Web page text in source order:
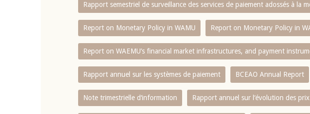
Rapport semestriel de surveillance des services de paiement adossés à la
Report on Monetary Policy in WAMU Report on Monetary Policy in
Report on WAEMU’s financial market infrastructures, and payment
Rapport annuel sur les systèmes de paiement BCEAO Annual Report
Note trimestrielle d‘information Rapport annuel sur l‘évolution des